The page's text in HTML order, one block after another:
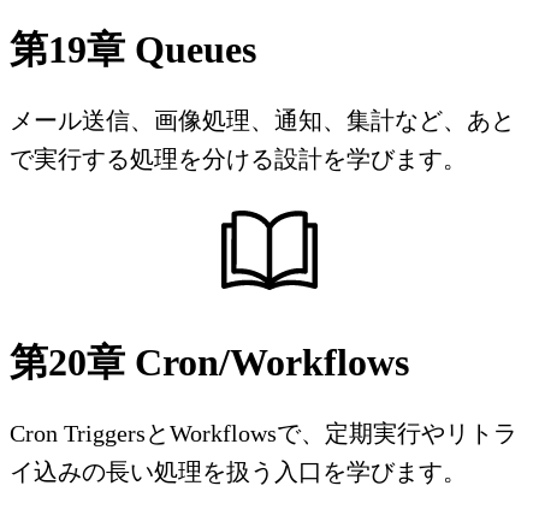
第19章 Queues
メール送信、画像処理、通知、集計など、あと
で実行する処理を分ける設計を学びます。
第20章 Cron/Workflows
Cron TriggersとWorkflowsで、定期実行やリトラ
イ込みの長い処理を扱う入口を学びます。